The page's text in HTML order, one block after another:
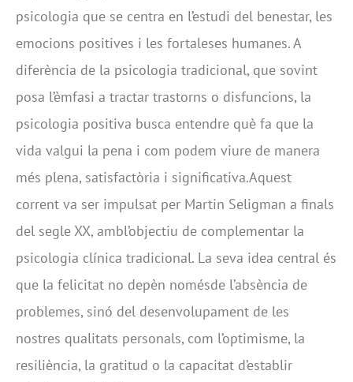
psicologia que se centra en l’estudi del benestar, les
emocions positives i les fortaleses humanes. A
diferència de la psicologia tradicional, que sovint
posa l’èmfasi a tractar trastorns o disfuncions, la
psicologia positiva busca entendre què fa que la
vida valgui la pena i com podem viure de manera
més plena, satisfactòria i significativa.Aquest
corrent va ser impulsat per Martin Seligman a finals
del segle XX, ambl’objectiu de complementar la
psicologia clínica tradicional. La seva idea central és
que la felicitat no depèn nomésde l’absència de
problemes, sinó del desenvolupament de les
nostres qualitats personals, com l’optimisme, la
resiliència, la gratitud o la capacitat d’establir